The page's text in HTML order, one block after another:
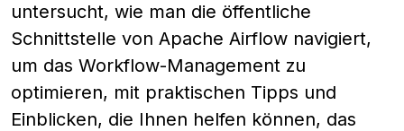
untersucht, wie man die öffentliche
Schnittstelle von Apache Airflow navigiert,
um das Workflow-Management zu
optimieren, mit praktischen Tipps und
Einblicken, die Ihnen helfen können, das